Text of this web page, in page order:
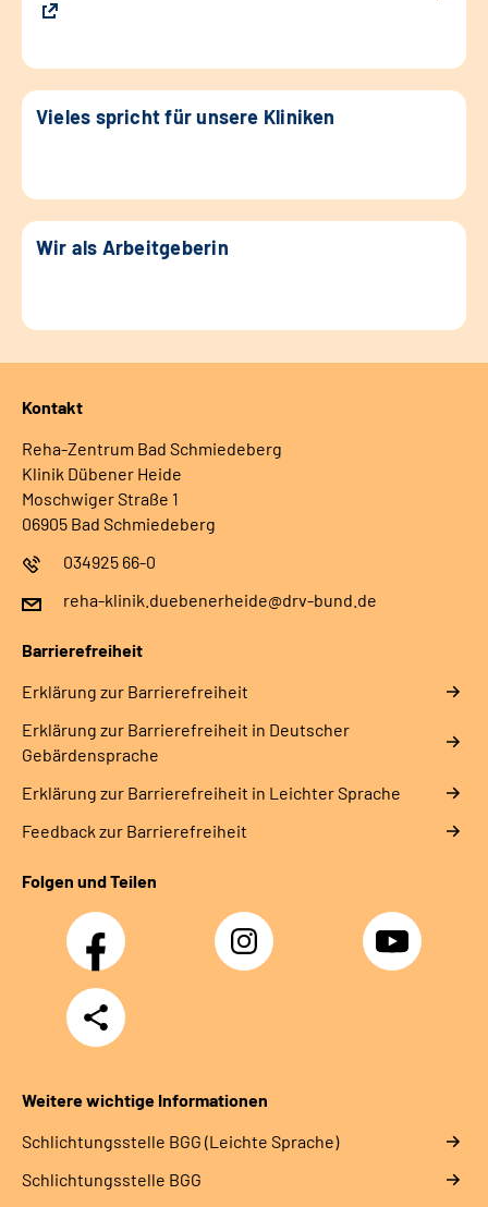
Vieles spricht für unsere Kliniken
Wir als Arbeitgeberin
Kontakt
Reha-Zentrum Bad Schmiedeberg
Klinik Dübener Heide
Moschwiger Straße 1
06905 Bad Schmiedeberg
034925 66-0
reha-klinik.duebenerheide@drv-bund.de
Barrierefreiheit
Erklärung zur Barrierefreiheit
Erklärung zur Barrierefreiheit in Deutscher
Gebärdensprache
Erklärung zur Barrierefreiheit in Leichter Sprache
Feedback zur Barrierefreiheit
Folgen und Teilen
Facebook Instagram YouTube
Teilen
Weitere wichtige Informationen
Schlich­tungs­stel­le BGG (Leichte Sprache)
Schlich­tungs­stel­le BGG